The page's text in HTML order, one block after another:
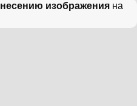
изображения на